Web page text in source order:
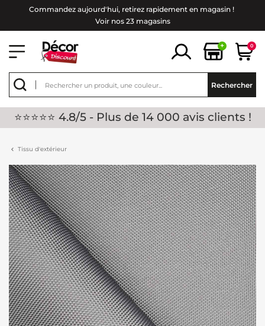
Commandez aujourd'hui, retirez rapidement en magasin !
Voir nos 23 magasins
+ 0
Rechercher
⭐⭐⭐⭐⭐ 4.8/5 - Plus de 14 000 avis clients !
Tissu d'extérieur